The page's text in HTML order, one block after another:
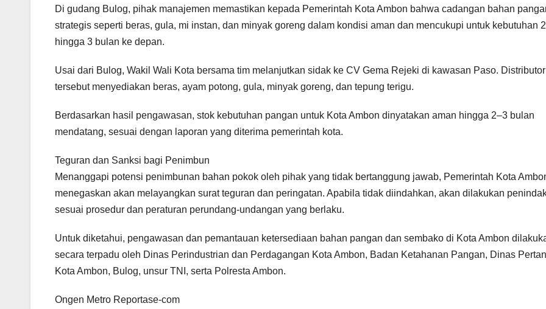
Di gudang Bulog, pihak manajemen memastikan kepada Pemerintah Kota Ambon bahwa cadangan bahan
strategis seperti beras, gula, mi instan, dan minyak goreng dalam kondisi aman dan mencukupi untuk kebutuhan 2
hingga 3 bulan ke depan.
Usai dari Bulog, Wakil Wali Kota bersama tim melanjutkan sidak ke CV Gema Rejeki di kawasan Paso. Distributor
tersebut menyediakan beras, ayam potong, gula, minyak goreng, dan tepung terigu.
Berdasarkan hasil pengawasan, stok kebutuhan pangan untuk Kota Ambon dinyatakan aman hingga 2–3 bulan
mendatang, sesuai dengan laporan yang diterima pemerintah kota.
Teguran dan Sanksi bagi Penimbun
Menanggapi potensi penimbunan bahan pokok oleh pihak yang tidak bertanggung jawab, Pemerintah Kota
menegaskan akan melayangkan surat teguran dan peringatan. Apabila tidak diindahkan, akan dilakukan
sesuai prosedur dan peraturan perundang-undangan yang berlaku.
Untuk diketahui, pengawasan dan pemantauan ketersediaan bahan pangan dan sembako di Kota Ambon
secara terpadu oleh Dinas Perindustrian dan Perdagangan Kota Ambon, Badan Ketahanan Pangan, Dinas
Kota Ambon, Bulog, unsur TNI, serta Polresta Ambon.
Ongen Metro Reportase-com